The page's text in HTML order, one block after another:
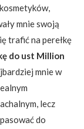
mnie swoją
trafić na perełkę
do ust Million
mnie w
lecz
do